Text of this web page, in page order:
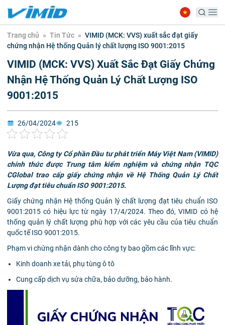
Trang chủ » Tin Tức » VIMID (MCK: VVS) xuất sắc đạt giấy
chứng nhận Hệ thống Quản lý chất lượng ISO 9001:2015
VIMID (MCK: VVS) Xuất Sắc Đạt Giấy Chứng
Nhận Hệ Thống Quản Lý Chất Lượng ISO
9001:2015
26/04/2024 215
Vừa qua, Công ty Cổ phần Đầu tư phát triển Máy Việt Nam (VIMID)
chính thức được Trung tâm kiểm nghiệm và chứng nhận TQC
CGlobal trao cấp giấy chứng nhận về Hệ Thống Quản Lý Chất
Lượng đạt tiêu chuẩn ISO 9001:2015.
Giấy chứng nhận Hệ thống Quản lý chất lượng đạt tiêu chuẩn ISO
9001:2015 có hiệu lực từ ngày 17/4/2024. Theo đó, VIMID có hệ
thống quản lý chất lượng phù hợp với các yêu cầu của tiêu chuẩn
quốc tế ISO 9001:2015.
Phạm vi chứng nhận dành cho công ty bao gồm các lĩnh vực:
Kinh doanh xe tải, phụ tùng ô tô
Cung cấp dịch vụ sửa chữa, bảo dưỡng, bảo hành.